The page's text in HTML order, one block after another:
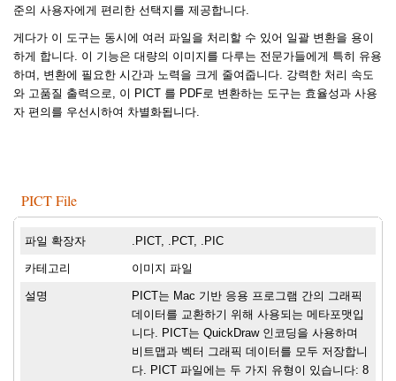
준의 사용자에게 편리한 선택지를 제공합니다.
게다가 이 도구는 동시에 여러 파일을 처리할 수 있어 일괄 변환을 용이
하게 합니다. 이 기능은 대량의 이미지를 다루는 전문가들에게 특히 유용
하며, 변환에 필요한 시간과 노력을 크게 줄여줍니다. 강력한 처리 속도
와 고품질 출력으로, 이 PICT 를 PDF로 변환하는 도구는 효율성과 사용
자 편의를 우선시하여 차별화됩니다.
PICT File
파일 확장자 .PICT, .PCT, .PIC
카테고리 이미지 파일
설명
PICT는 Mac 기반 응용 프로그램 간의 그래픽
데이터를 교환하기 위해 사용되는 메타포맷입
니다. PICT는 QuickDraw 인코딩을 사용하며
비트맵과 벡터 그래픽 데이터를 모두 저장합니
다. PICT 파일에는 두 가지 유형이 있습니다: 8